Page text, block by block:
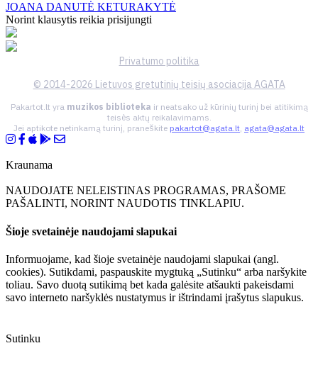
JOANA DANUTĖ KETURAKYTĖ
Norint klausytis reikia prisijungti
Privatumo politika
© 2014-2026 Lietuvos gretutinių teisių asociacija AGATA
Pakartot.lt yra muzikos biblioteka ir neatsako už kūrinių turinį bei atitikimą
teisės aktų reikalavimams.
Jei aptikote netinkamą turinį, praneškite pakartot@agata.lt, agata@agata.lt
Kraunama
NAUDOJATE NELEISTINAS PROGRAMAS, PRAŠOME
PAŠALINTI, NORINT NAUDOTIS TINKLAPIU.
Šioje svetainėje naudojami slapukai
Informuojame, kad šioje svetainėje naudojami slapukai (angl.
cookies). Sutikdami, paspauskite mygtuką „Sutinku“ arba naršykite
toliau. Savo duotą sutikimą bet kada galėsite atšaukti pakeisdami
savo interneto naršyklės nustatymus ir ištrindami įrašytus slapukus.
Sutinku